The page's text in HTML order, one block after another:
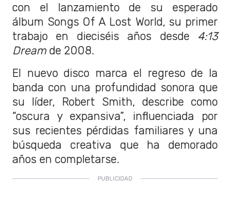
con el lanzamiento de su esperado
álbum Songs Of A Lost World, su primer
trabajo en dieciséis años desde 4:13
Dreamde 2008.
El nuevo disco marca el regreso de la
banda con una profundidad sonora que
su líder, Robert Smith, describe como
“oscura y expansiva”, influenciada por
sus recientes pérdidas familiares y una
búsqueda creativa que ha demorado
años en completarse.